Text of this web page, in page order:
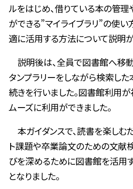
ルをはじめ、借りている本の管
ができる”マイライブラリ”の使
適に活用する方法について説明
説明後は、全員で図書館へ移
タンプラリーをしながら検索した
続きを行いました。図書館利用
ムーズに利用ができました。
本ガイダンスで、読書を楽しむ
ト課題や卒業論文のための文献
びを深めるために図書館を活用
となりました。